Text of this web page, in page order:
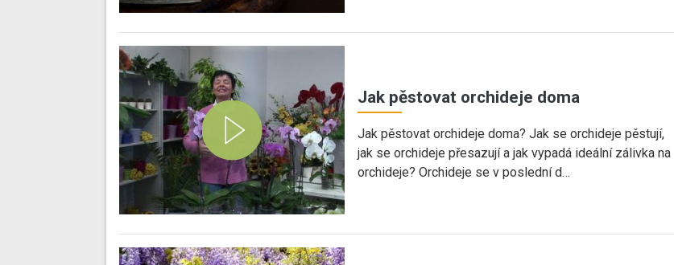
Jak pěstovat orchideje doma
Jak pěstovat orchideje doma? Jak se orchideje pěstují,
jak se orchideje přesazují a jak vypadá ideální zálivka na
orchideje? Orchideje se v poslední d…